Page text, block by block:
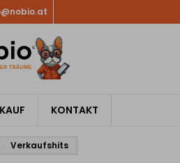
KONTAKT
Verkaufshits